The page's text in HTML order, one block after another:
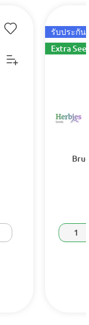
รับประกัน
Extra
1